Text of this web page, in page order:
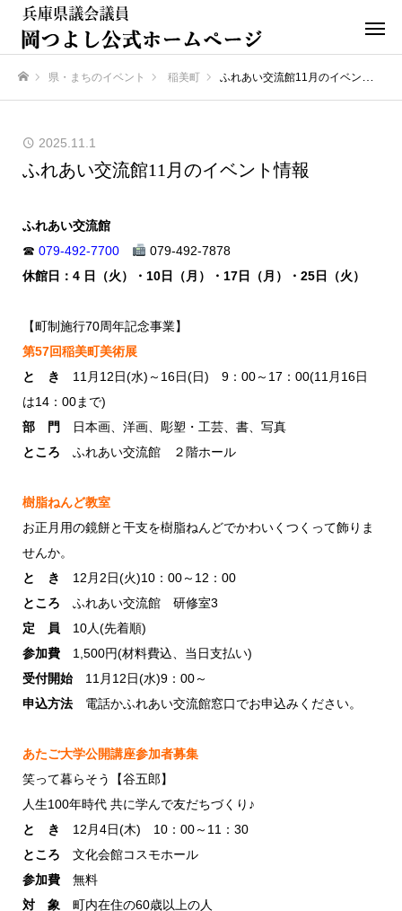
県・まちのイベント 稲美町 ふれあい交流館11月のイベント情報
2025.11.1
ふれあい交流館11月のイベント情報
ふれあい交流館
☎ 079-492-7700
079-492-7878
休館日：4 日（火）・10日（月）・17日（月）・25日（火）
【町制施行70周年記念事業】
第57回稲美町美術展
と き
11月12日(水)～16日(日) 9：00～17：00(11月16日
は14：00まで)
部 門
日本画、洋画、彫塑・工芸、書、写真
ところ ふれあい交流館 ２階ホール
樹脂ねんど教室
お正月用の鏡餅と干支を樹脂ねんどでかわいくつくって飾りま
せんか。
と き
12月2日(火)10：00～12：00
ところ ふれあい交流館 研修室3
定 員 10人(先着順)
参加費 1,500円(材料費込、当日支払い)
受付開始 11月12日(水)9：00～
申込方法 電話かふれあい交流館窓口でお申込みください。
あたご大学公開講座参加者募集
笑って暮らそう【谷五郎】
人生100年時代 共に学んで友だちづくり♪
と き
12月4日(木) 10：00～11：30
ところ 文化会館コスモホール
参加費 無料
対 象 町内在住の60歳以上の人